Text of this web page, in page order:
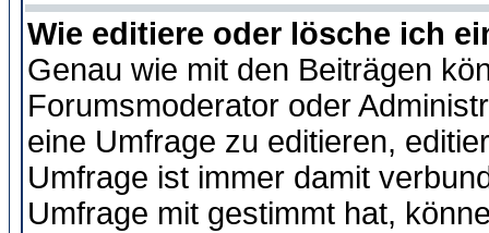
Wie editiere oder lösche ich
Genau wie mit den Beiträgen
Forumsmoderator oder
eine Umfrage zu editieren,
Umfrage ist immer damit
Umfrage mit gestimmt hat,